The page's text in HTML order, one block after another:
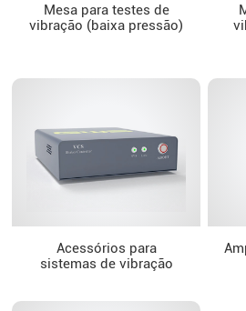
Mesa para testes de
vibração (baixa pressão)
Acessórios para
sistemas de vibração